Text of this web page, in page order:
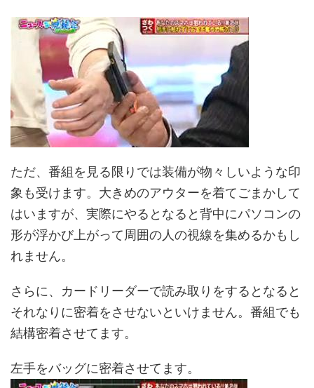
ただ、番組を見る限りでは装備が物々しいような印
象も受けます。大きめのアウターを着てごまかして
はいますが、実際にやるとなると背中にパソコンの
形が浮かび上がって周囲の人の視線を集めるかもし
れません。
さらに、カードリーダーで読み取りをするとなると
それなりに密着をさせないといけません。番組でも
結構密着させてます。
左手をバッグに密着させてます。